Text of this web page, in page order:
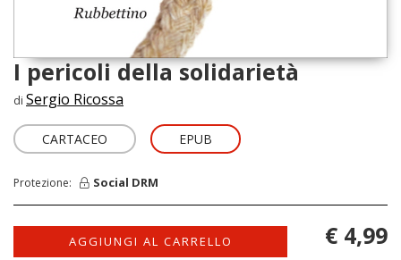
I pericoli della solidarietà
di Sergio Ricossa
CARTACEO EPUB
Protezione: Social DRM
AGGIUNGI AL CARRELLO € 4,99